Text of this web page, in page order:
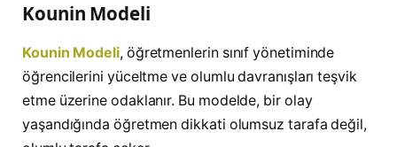
Kounin Modeli
Kounin Modeli, öğretmenlerin sınıf yönetiminde
öğrencilerini yüceltme ve olumlu davranışları teşvik
etme üzerine odaklanır. Bu modelde, bir olay
yaşandığında öğretmen dikkati olumsuz tarafa değil,